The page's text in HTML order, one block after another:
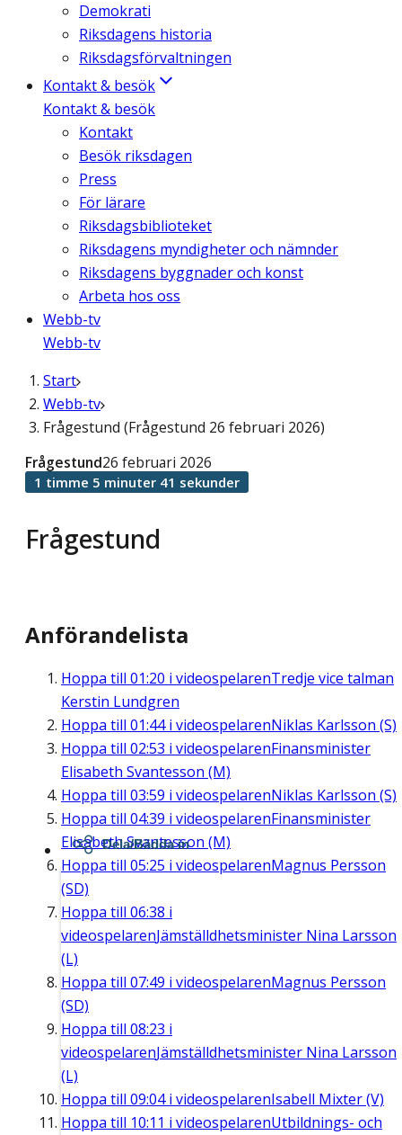
Demokrati
Riksdagens historia
Riksdagsförvaltningen
Kontakt & besök
Kontakt & besök
Kontakt
Besök riksdagen
Press
För lärare
Riksdagsbiblioteket
Riksdagens myndigheter och nämnder
Riksdagens byggnader och konst
Arbeta hos oss
Webb-tv
Webb-tv
Start
Webb-tv
Frågestund (Frågestund 26 februari 2026)
Frågestund
Frågestund26 februari 2026
1 timme 5 minuter 41 sekunder
Anförandelista
Hoppa till 01:20 i videospelarenTredje vice talman
Kerstin Lundgren
Hoppa till 01:44i videospelarenNiklas Karlsson (S)
Hoppa till 02:53 i videospelarenFinansminister
Elisabeth Svantesson (M)
Hoppa till 03:59 i videospelarenNiklas Karlsson (S)
Hoppa till 04:39 i videospelarenFinansminister
Elisabeth Svantesson (M)
Hoppa till 05:25 i videospelarenMagnus Persson
(SD)
Hoppa till 06:38 i
videospelarenJämställdhetsminister Nina Larsson
(L)
Hoppa till 07:49 i videospelarenMagnus Persson
(SD)
Hoppa till 08:23 i
videospelarenJämställdhetsminister Nina Larsson
(L)
Hoppa till 09:04i videospelarenIsabell Mixter (V)
Hoppa till 10:11 i videospelarenUtbildnings- och
Dela/Bädda in